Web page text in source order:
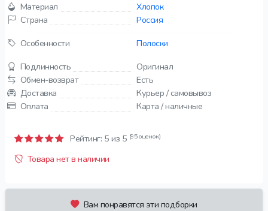
Материал
Хлопок
Страна
Россия
Особенности
Полоски
Подлинность
Оригинал
Обмен-возврат
Есть
Доставка
Курьер / самовывоз
Оплата
Карта / наличные
Рейтинг: 5 из 5 (95 оценок)
Товара нет в наличии
Вам понравятся эти подборки